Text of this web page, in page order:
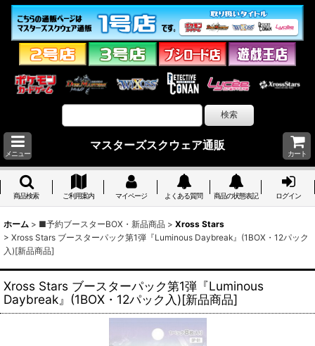
メニュー
マスターズスクウェア通販
カート
商品検索 ご利用案内 マイページ よくある質問 商品の状態表記 ログイン
ホーム > ■予約ブースターBOX・新品商品 > Xross Stars
> Xross Stars ブースターパック第1弾『Luminous Daybreak』(1BOX・12パック
入)[新品商品]
Xross Stars ブースターパック第1弾『Luminous
Daybreak』(1BOX・12パック入)[新品商品]